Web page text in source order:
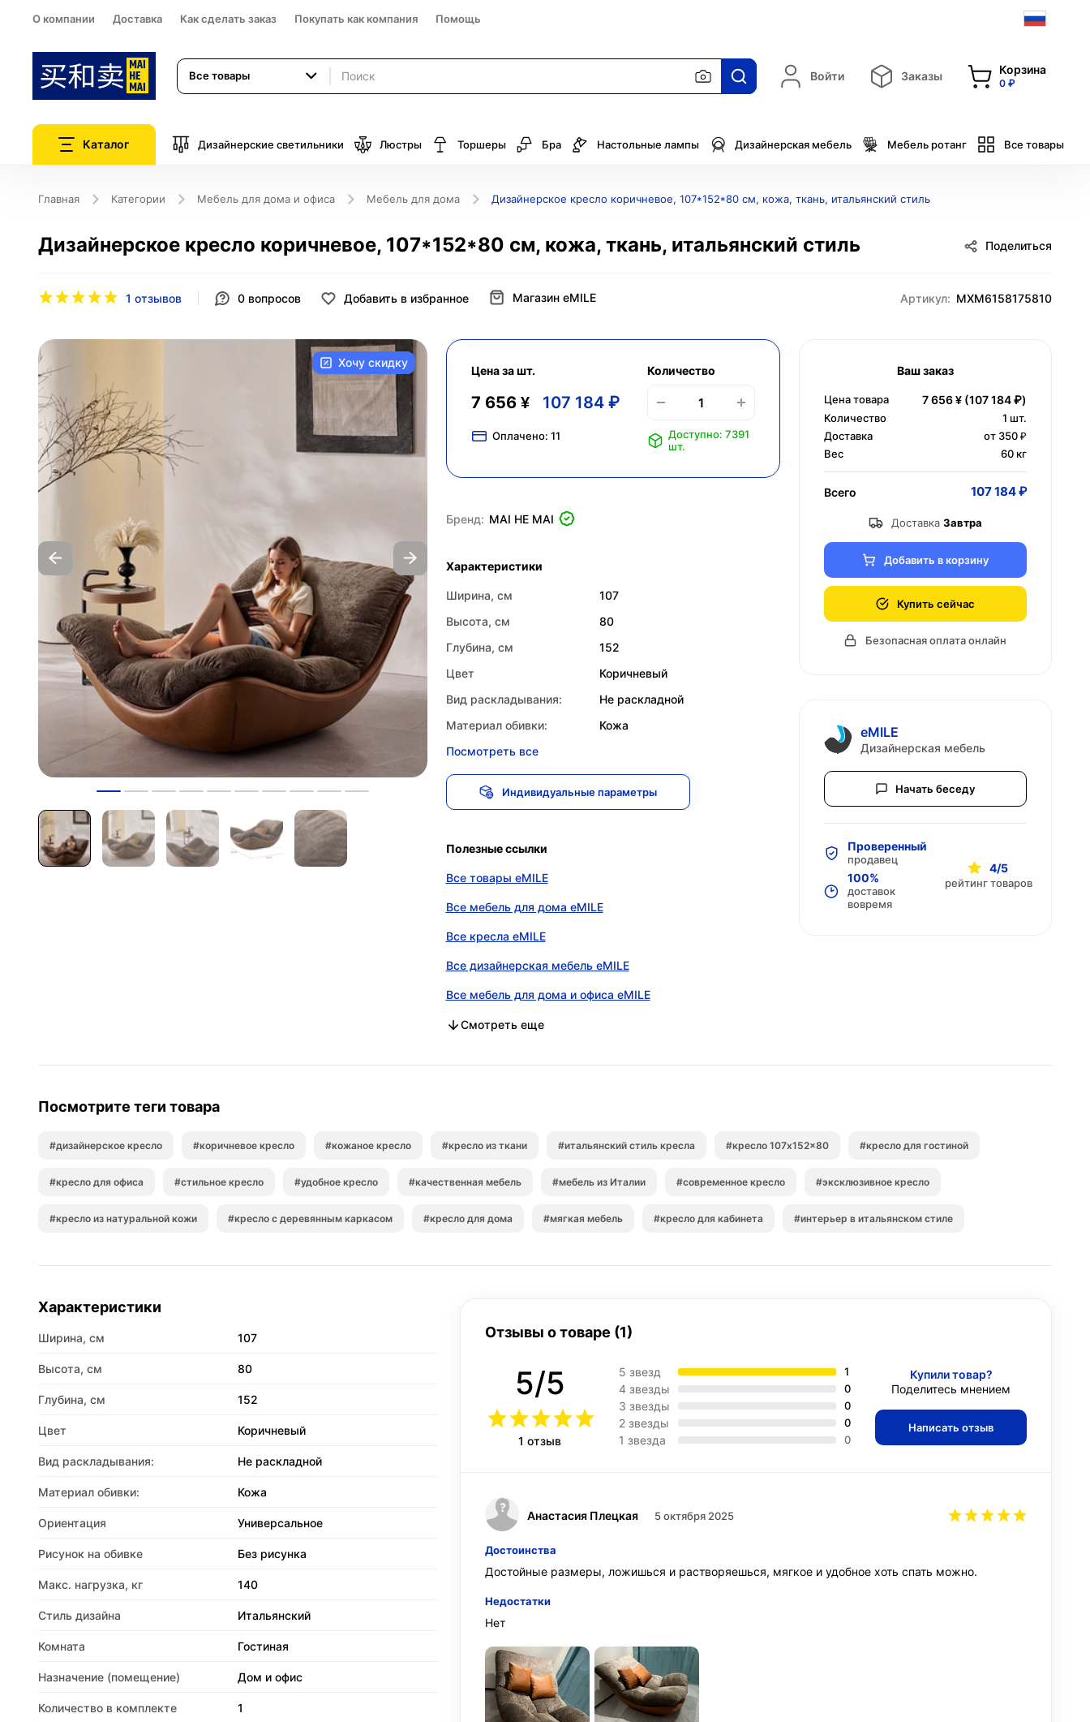
О компании Доставка Как сделать заказ Покупать как компания Помощь
Все товары Войти Заказы Корзина
0 ₽
Каталог Дизайнерские светильники Люстры Торшеры Бра Настольные лампы Дизайнерская мебель Мебель ротанг Все товары
Главная Категории Мебель для дома и офиса Мебель для дома Дизайнерское кресло коричневое, 107*152*80 см, кожа, ткань, итальянский стиль
Дизайнерское кресло коричневое, 107*152*80 см, кожа, ткань, итальянский стиль
1 отзывов 0 вопросов Добавить в избранное
Поделиться
Магазин eMILE Артикул: MXM6158175810
Хочу скидку
Цена за шт.
7 656 ¥ 107 184 ₽
Оплачено: 11
Количество
Доступно: 7391
шт.
Бренд: MAI HE MAI
Характеристики
Ширина, см
107
Высота, см
80
Глубина, см
152
Цвет
Коричневый
Вид раскладывания:
Не раскладной
Материал обивки:
Кожа
Посмотреть все
Индивидуальные параметры
Полезные ссылки
Все товары eMILE
Все мебель для дома eMILE
Все кресла eMILE
Все дизайнерская мебель eMILE
Все мебель для дома и офиса eMILE
Все мебель для дома в категории
Все кресла в категории
Все дизайнерская мебель в категории
Все мебель для дома и офиса в категории
Смотреть еще
Ваш заказ
Цена товара 7 656 ¥ (107 184 ₽)
Количество 1 шт.
Доставка
от 350 ₽
Вес
60 кг
Всего 107 184 ₽
Доставка Завтра
Добавить в корзину
Купить сейчас
Безопасная оплата онлайн
eMILE
Дизайнерская мебель
Начать беседу
Проверенный
продавец
100%
доставок
вовремя
4/5
рейтинг товаров
Посмотрите теги товара
#дизайнерское кресло #коричневое кресло #кожаное кресло #кресло из ткани #итальянский стиль кресла #кресло 107x152x80 #кресло для гостиной
#кресло для офиса #стильное кресло #удобное кресло #качественная мебель #мебель из Италии #современное кресло #эксклюзивное кресло
#кресло из натуральной кожи #кресло с деревянным каркасом #кресло для дома #мягкая мебель #кресло для кабинета #интерьер в итальянском стиле
Характеристики
Ширина, см 107
Высота, см 80
Глубина, см 152
Цвет Коричневый
Вид раскладывания: Не раскладной
Материал обивки: Кожа
Ориентация Универсальное
Рисунок на обивке Без рисунка
Макс. нагрузка, кг 140
Стиль дизайна Итальянский
Комната Гостиная
Назначение (помещение) Дом и офис
Количество в комплекте 1
Отзывы о товаре (1)
5/5
1 отзыв
5 звезд 1
4 звезды 0
3 звезды 0
2 звезды 0
1 звезда 0
Купили товар?
Поделитесь мнением
Написать отзыв
Анастасия Плецкая 5 октября 2025
Достоинства
Достойные размеры, ложишься и растворяешься, мягкое и удобное хоть спать можно.
Недостатки
Нет